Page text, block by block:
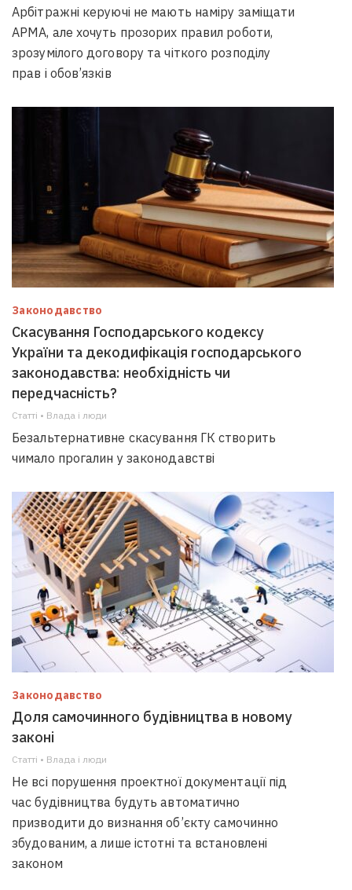
Арбітражні керуючі не мають наміру заміщати
АРМА, але хочуть прозорих правил роботи,
зрозумілого договору та чіткого розподілу
прав і обов’язків
Законодавство
Скасування Господарського кодексу
України та декодифікація господарського
законодавства: необхідність чи
передчасність?
Статті • Влада i люди
Безальтернативне скасування ГК створить
чимало прогалин у законодавстві
Законодавство
Доля самочинного будівництва в новому
законі
Статті • Влада i люди
Не всі порушення проектної документації під
час будівництва будуть автоматично
призводити до визнання об’єкту самочинно
збудованим, а лише істотні та встановлені
законом